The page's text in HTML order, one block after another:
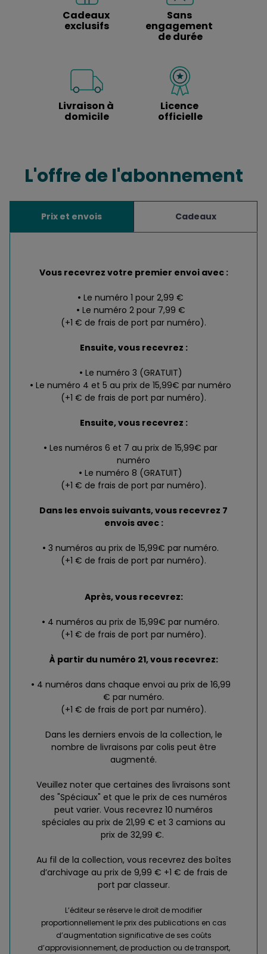
Cadeaux
exclusifs
Sans
engagement
de durée
Livraison à
domicile
Licence
officielle
L'offre de l'abonnement
Prix et envois Cadeaux
Vous recevrez votre premier envoi avec :
Le numéro 1 pour 2,99 €
Le numéro 2 pour 7,99 €
(+1 € de frais de port par numéro).
Ensuite, vous recevrez :
Le numéro 3 (GRATUIT)
Le numéro 4 et 5 au prix de 15,99€ par numéro
(+1 € de frais de port par numéro).
Ensuite, vous recevrez :
Les numéros 6 et 7 au prix de 15,99€ par
numéro
Le numéro 8 (GRATUIT)
(+1 € de frais de port par numéro).
Dans les envois suivants, vous recevrez 7
envois avec :
3 numéros au prix de 15,99€ par numéro.
(+1 € de frais de port par numéro).
Après, vous recevrez:
4 numéros au prix de 15,99€ par numéro.
(+1 € de frais de port par numéro).
À partir du numéro 21, vous recevrez:
4 numéros dans chaque envoi au prix de 16,99
€ par numéro.
(+1 € de frais de port par numéro).
Dans les derniers envois de la collection, le
nombre de livraisons par colis peut être
augmenté.
Veuillez noter que certaines des livraisons sont
des "Spéciaux" et que le prix de ces numéros
peut varier. Vous recevrez 10 numéros
spéciales au prix de 21,99 € et 3 camions au
prix de 32,99 €.
Au fil de la collection, vous recevrez des boîtes
d’archivage au prix de 9,99 € +1 € de frais de
port par classeur.
L’éditeur se réserve le droit de modifier
proportionnellement le prix des publications en cas
d’augmentation significative de ses coûts
d’approvisionnement, de production ou de transport,